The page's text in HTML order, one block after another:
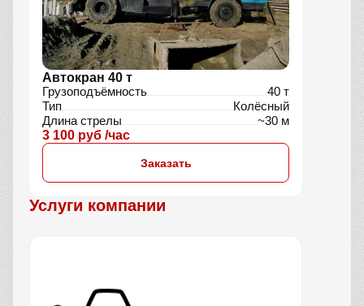
Автокран 40 т
Грузоподъёмность
40 т
Тип
Колёсный
Длина стрелы
~30 м
3 100 руб /час
Заказать
Услуги компании